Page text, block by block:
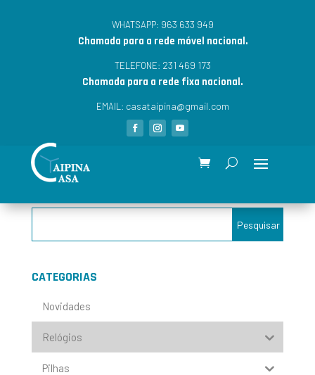
WHATSAPP: 963 633 949
Chamada para a rede móvel nacional.
TELEFONE: 231 469 173
Chamada para a rede fixa nacional.
EMAIL: casataipina@gmail.com
CATEGORIAS
Novidades
Relógios
Pilhas